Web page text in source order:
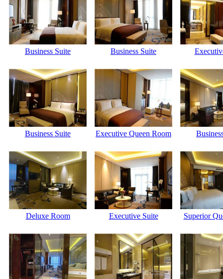
Business Suite Business Suite
Business Suite Executive Queen Room
Deluxe Room Executive Suite Superior